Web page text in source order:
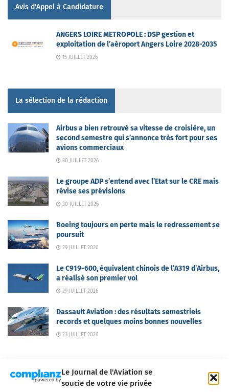
Le Journal de l'Aviation se
soucie de votre vie privée
Avis d'Appel à Candidature
ANGERS LOIRE METROPOLE : DSP gestion et
exploitation de l’aéroport Angers Loire 2028-2035
15 JUILLET 2026
La sélection de la rédaction
Airbus a bien retrouvé sa vitesse de croisière, un
second semestre qui s’annonce très fort pour ses
avions commerciaux
30 JUILLET 2026
Le groupe ADP s’entend avec l’Etat sur le CRE mais
révise ses prévisions
30 JUILLET 2026
Boeing toujours en perte mais le redressement se
poursuit
29 JUILLET 2026
Le C919-600, équivalent chinois de l’A319 d’Airbus,
a réalisé son premier vol
29 JUILLET 2026
Dassault Aviation : des résultats semestriels
records et quelques moins bonnes nouvelles
23 JUILLET 2026